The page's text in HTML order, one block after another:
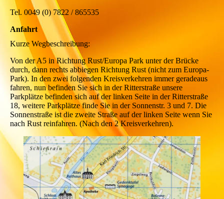
Tel. 0049 (0) 7822 / 865535
Anfahrt
Kurze Wegbeschreibung:
Von der A5 in Richtung Rust/Europa Park unter der Brücke
durch, dann rechts abbiegen Richtung Rust (nicht zum Europa-
Park). In den zwei folgenden Kreisverkehren immer geradeaus
fahren, nun befinden Sie sich in der Ritterstraße unsere
Parkplätze befinden sich auf der linken Seite in der Ritterstraße
18, weitere Parkplätze finde Sie in der Sonnenstr. 3 und 7. Die
Sonnenstraße ist die zweite Straße auf der linken Seite wenn Sie
nach Rust reinfahren. (Nach den 2 Kreisverkehren).